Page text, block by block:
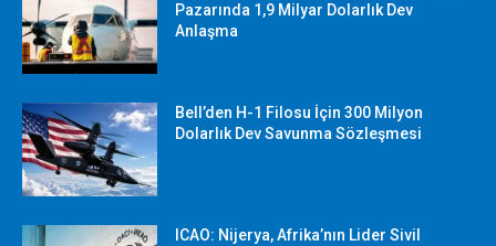
Pazarında 1,9 Milyar Dolarlık Dev
Anlaşma
Bell’den H-1 Filosu İçin 300 Milyon
Dolarlık Dev Savunma Sözleşmesi
ICAO: Nijerya, Afrika’nın Lider Sivil